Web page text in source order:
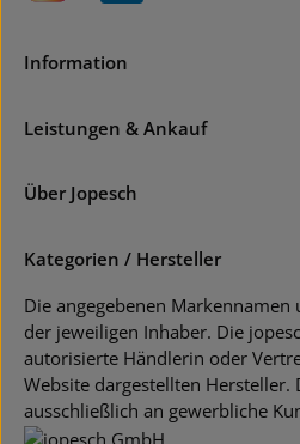
Information
Leistungen & Ankauf
Über Jopesch
Kategorien / Hersteller
Die angegebenen Markennamen
der jeweiligen Inhaber. Die
autorisierte Händlerin oder
Website dargestellten Hersteller.
ausschließlich an gewerbliche